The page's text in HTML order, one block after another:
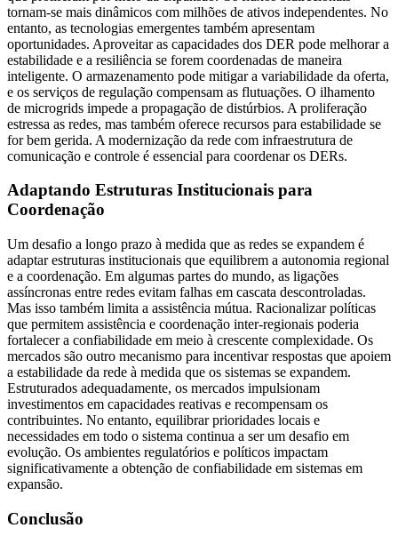
tornam-se mais dinâmicos com milhões de ativos independentes. No
entanto, as tecnologias emergentes também apresentam
oportunidades. Aproveitar as capacidades dos DER pode melhorar a
estabilidade e a resiliência se forem coordenadas de maneira
inteligente. O armazenamento pode mitigar a variabilidade da oferta,
e os serviços de regulação compensam as flutuações. O ilhamento
de microgrids impede a propagação de distúrbios. A proliferação
estressa as redes, mas também oferece recursos para estabilidade se
for bem gerida. A modernização da rede com infraestrutura de
comunicação e controle é essencial para coordenar os DERs.
Adaptando Estruturas Institucionais para
Coordenação
Um desafio a longo prazo à medida que as redes se expandem é
adaptar estruturas institucionais que equilibrem a autonomia regional
e a coordenação. Em algumas partes do mundo, as ligações
assíncronas entre redes evitam falhas em cascata descontroladas.
Mas isso também limita a assistência mútua. Racionalizar políticas
que permitem assistência e coordenação inter-regionais poderia
fortalecer a confiabilidade em meio à crescente complexidade. Os
mercados são outro mecanismo para incentivar respostas que apoiem
a estabilidade da rede à medida que os sistemas se expandem.
Estruturados adequadamente, os mercados impulsionam
investimentos em capacidades reativas e recompensam os
contribuintes. No entanto, equilibrar prioridades locais e
necessidades em todo o sistema continua a ser um desafio em
evolução. Os ambientes regulatórios e políticos impactam
significativamente a obtenção de confiabilidade em sistemas em
expansão.
Conclusão